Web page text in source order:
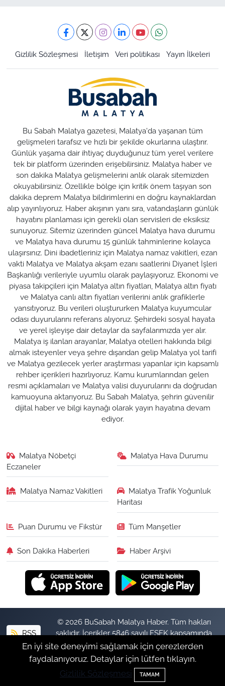
Gizlilik Sözleşmesi İletişim Veri politikası Yayın İlkeleri
Bu Sabah Malatya gazetesi, Malatya'da yaşanan tüm
gelişmeleri tarafsız ve hızlı bir şekilde okurlarına ulaştırır.
Günlük yaşama dair ihtiyaç duyduğunuz tüm yerel verilere
tek bir platform üzerinden erişebilirsiniz. Malatya haber ve
son dakika Malatya gelişmelerini anlık olarak sitemizden
okuyabilirsiniz. Özellikle bölge için kritik önem taşıyan son
dakika deprem Malatya bildirimlerini en doğru kaynaklardan
alıp yayınlıyoruz. Haber akışının yanı sıra, vatandaşların günlük
hayatını planlaması için gerekli olan servisleri de eksiksiz
sunuyoruz. Sitemiz üzerinden güncel Malatya hava durumu
ve Malatya hava durumu 15 günlük tahminlerine kolayca
ulaşırsınız. Dini ibadetleriniz için Malatya namaz vakitleri, ezan
vakti Malatya ve Malatya akşam ezanı saatlerini Diyanet İşleri
Başkanlığı verileriyle uyumlu olarak paylaşıyoruz. Ekonomi ve
piyasa takipçileri için Malatya altın fiyatları, Malatya altın fiyatı
ve Malatya canlı altın fiyatları verilerini anlık grafiklerle
yansıtıyoruz. Bu verileri oluştururken Malatya kuyumcular
odası duyurularını referans alıyoruz. Şehirdeki sosyal hayata
ve yerel işleyişe dair detaylar da sayfalarımızda yer alır.
Malatya iş ilanları arayanlar, Malatya otelleri hakkında bilgi
almak isteyenler veya şehre dışarıdan gelip Malatya yol tarifi
ve Malatya gezilecek yerler araştırması yapanlar için kapsamlı
rehber içerikleri hazırlıyoruz. Kamu kurumlarından gelen
resmi açıklamaları ve Malatya valisi duyurularını da doğrudan
kamuoyuna aktarıyoruz. Bu Sabah Malatya, şehrin güvenilir
dijital haber ve bilgi kaynağı olarak yayın hayatına devam
ediyor.
Malatya Nöbetçi
Eczaneler
Malatya Hava Durumu
Malatya Namaz Vakitleri
Malatya Trafik Yoğunluk
Haritası
Puan Durumu ve Fikstür Tüm Manşetler
Son Dakika Haberleri Haber Arşivi
RSS
© 2026 BuSabah Malatya Haber. Tüm hakları
saklıdır. İçerikler 5846 sayılı FSEK kapsamında
izinsiz kopyalanamaz.
Haber Yazılımı:TE Bilişim
En iyi site deneyimi sağlamak için çerezlerden
faydalanıyoruz. Detaylar için lütfen tıklayın.
Gizlilik Sözleşmesi
TAMAM